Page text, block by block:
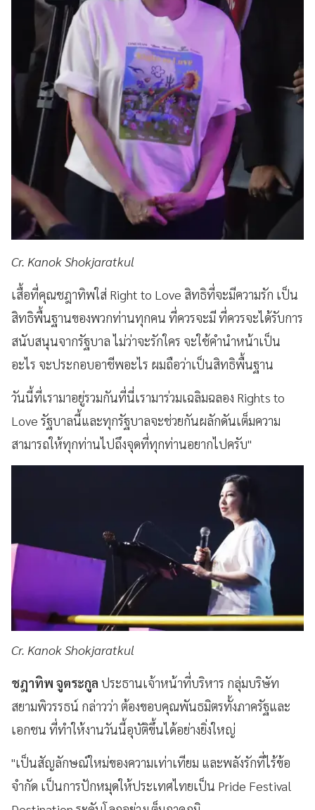
Cr. Kanok Shokjaratkul
เสื้อที่คุณชฎาทิพใส่ Right to Love สิทธิที่จะมีความรัก เป็น
สิทธิพื้นฐานของพวกท่านทุกคน ที่ควรจะมี ที่ควรจะได้รับการ
สนับสนุนจากรัฐบาล ไม่ว่าจะรักใคร จะใช้คำนำหน้าเป็น
อะไร จะประกอบอาชีพอะไร ผมถือว่าเป็นสิทธิพื้นฐาน
วันนี้ที่เรามาอยู่รวมกันที่นี่เรามาร่วมเฉลิมฉลอง Rights to
Love รัฐบาลนี้และทุกรัฐบาลจะช่วยกันผลักดันเต็มความ
สามารถให้ทุกท่านไปถึงจุดที่ทุกท่านอยากไปครับ"
Cr. Kanok Shokjaratkul
ชฎาทิพ จูตระกูล ประธานเจ้าหน้าที่บริหาร กลุ่มบริษัท
สยามพิวรรธน์ กล่าวว่า ต้องขอบคุณพันธมิตรทั้งภาครัฐและ
เอกชน ที่ทำให้งานวันนี้อุบัติขึ้นได้อย่างยิ่งใหญ่
"เป็นสัญลักษณ์ใหม่ของความเท่าเทียม และพลังรักที่ไร้ข้อ
จำกัด เป็นการปักหมุดให้ประเทศไทยเป็น Pride Festival